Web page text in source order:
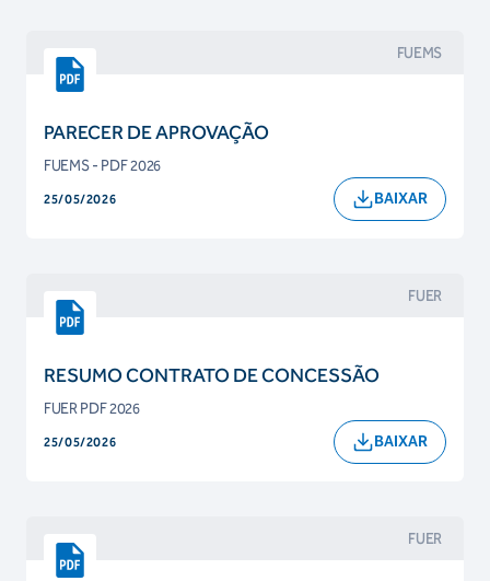
FUEMS
PARECER DE APROVAÇÃO
FUEMS - PDF 2026
25/05/2026 BAIXAR
FUER
RESUMO CONTRATO DE CONCESSÃO
FUER PDF 2026
25/05/2026 BAIXAR
FUER